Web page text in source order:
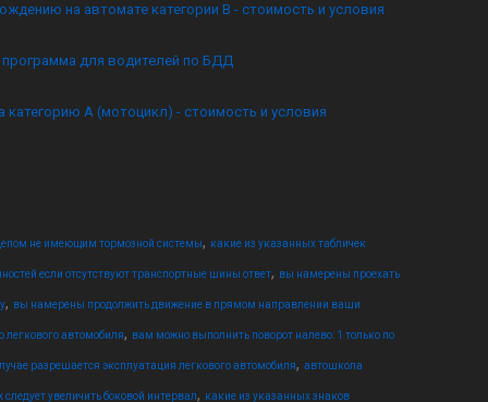
на автомате категории B - стоимость и условия
программа для водителей по БДД
категорию А (мотоцикл) - стоимость и условия
не имеющим тормозной системы, какие из указанных табличек
если отсутствуют транспортные шины ответ, вы намерены проехать
, вы намерены продолжить движение в прямом направлении ваши
автомобиля, вам можно выполнить поворот налево: 1 только по
разрешается эксплуатация легкового автомобиля, автошкола
следует увеличить боковой интервал, какие из указанных знаков